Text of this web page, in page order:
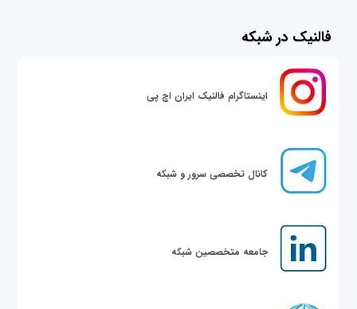
فالنیک در شبکه
اینستاگرام فالنیک ایران اچ پی
کانال تخصصی سرور و شبکه
جامعه متخصصین شبکه